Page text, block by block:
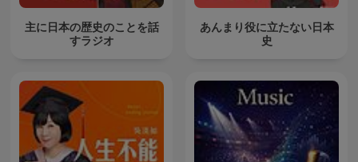
主に日本の歴史のことを話
すラジオ
あんまり役に立たない日本
史